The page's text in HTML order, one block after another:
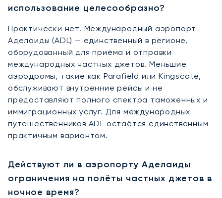
использование целесообразно?
Практически нет. Международный аэропорт
Аделаиды (ADL) — единственный в регионе,
оборудованный для приёма и отправки
международных частных джетов. Меньшие
аэродромы, такие как Parafield или Kingscote,
обслуживают внутренние рейсы и не
предоставляют полного спектра таможенных и
иммиграционных услуг. Для международных
путешественников ADL остаётся единственным
практичным вариантом.
Действуют ли в аэропорту Аделаиды
ограничения на полёты частных джетов в
ночное время?